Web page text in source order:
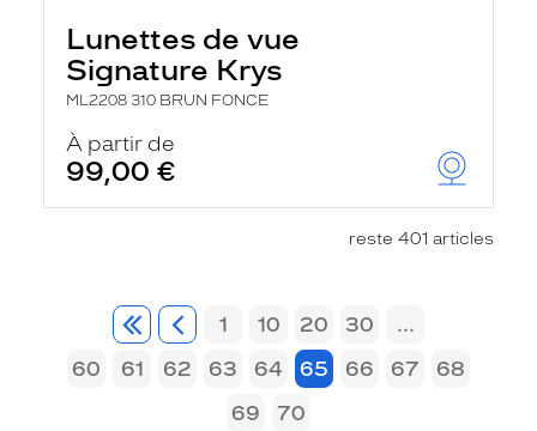
Lunettes de vue
Signature Krys
ML2208 310 BRUN FONCE
À partir de
99,00 €
reste 401 articles
1 10 20 30
...
60
61 62 63 64 65 66 67
68
69
70